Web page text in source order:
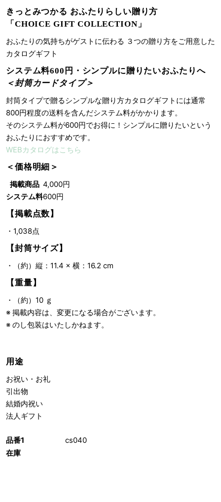
品番1
cs040
在庫
きっとみつかる おふたりらしい贈り方
「CHOICE GIFT COLLECTION」
おふたりの気持ちがゲストに伝わる ３つの贈り方をご用意した
カタログギフト
システム料600円・シンプルに贈りたいおふたりへ
＜封筒カードタイプ＞
封筒タイプで贈るシンプルな贈り方カタログギフトには通常
800円程度の送料を含んだシステム料がかかります。
そのシステム料が600円でお得に！シンプルに贈りたいという
おふたりにおすすめです。
WEBカタログはこちら
＜価格明細＞
掲載商品 4,000円
システム料600円
【掲載点数】
・1,038点
【封筒サイズ】
・（約）縦：11.4 × 横：16.2 cm
【重量】
・（約）10 ｇ
※ 掲載内容は、変更になる場合がございます。
※ のし包装はいたしかねます。
用途
お祝い・お礼
引出物
結婚内祝い
法人ギフト